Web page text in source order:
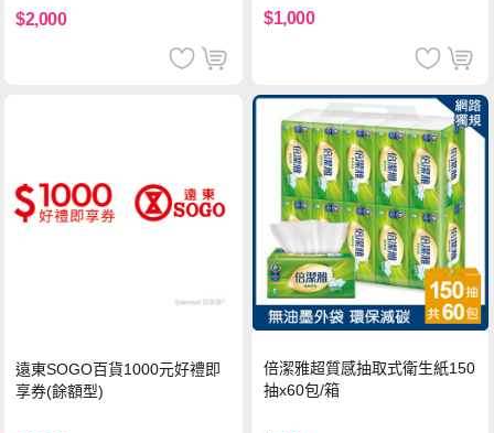
$2,000 $1,000
遠東SOGO百貨1000元好禮即
享券(餘額型)
倍潔雅超質感抽取式衛生紙150
抽x60包/箱